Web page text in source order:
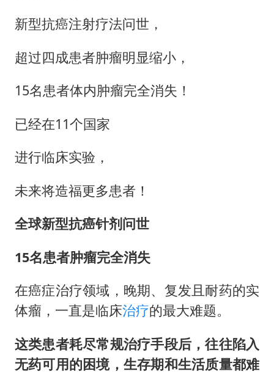
成都多趟列车临时停运
下党之路
新型抗癌注射疗法问世，
超过四成患者肿瘤明显缩小，
15名患者体内肿瘤完全消失！
已经在11个国家
进行临床实验，
未来将造福更多患者！
全球新型抗癌针剂问世
15名患者肿瘤完全消失
在癌症治疗领域，晚期、复发且耐药的实
体瘤，一直是临床治疗的最大难题。
这类患者耗尽常规治疗手段后，往往陷入
无药可用的困境，生存期和生活质量都难